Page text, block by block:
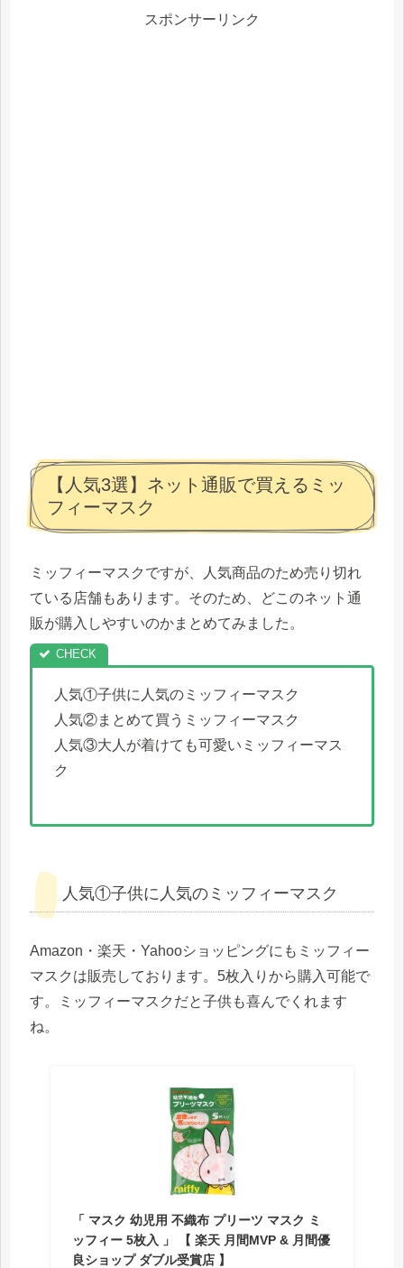
スポンサーリンク
【人気3選】ネット通販で買えるミッ
フィーマスク
ミッフィーマスクですが、人気商品のため売り切れ
ている店舗もあります。そのため、どこのネット通
販が購入しやすいのかまとめてみました。
人気①子供に人気のミッフィーマスク
人気②まとめて買うミッフィーマスク
人気③大人が着けても可愛いミッフィーマス
ク
人気①子供に人気のミッフィーマスク
Amazon・楽天・Yahooショッピングにもミッフィー
マスクは販売しております。5枚入りから購入可能で
す。ミッフィーマスクだと子供も喜んでくれます
ね。
「 マスク 幼児用 不織布 プリーツ マスク ミ
ッフィー 5枚入 」 【 楽天 月間MVP & 月間優
良ショップ ダブル受賞店 】